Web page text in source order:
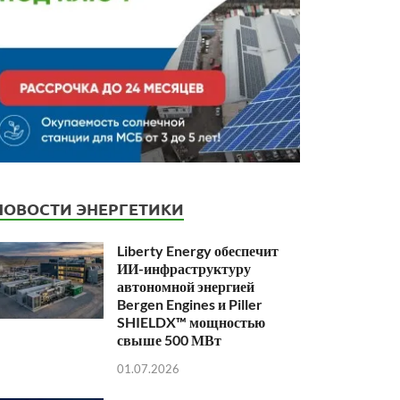
ЭНЕРГЕТИКИ
Liberty Energy обеспечит
ИИ-инфраструктуру
автономной энергией
Bergen Engines и Piller
SHIELDX™ мощностью
свыше 500 МВт
01.07.2026